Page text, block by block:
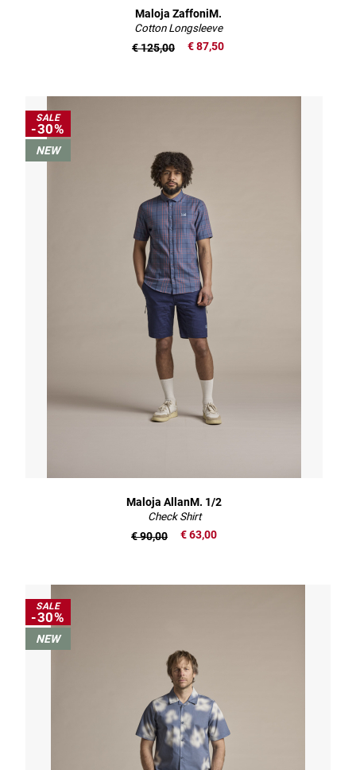
Maloja ZaffoniM.
Cotton Longsleeve
€ 87,50
€ 125,00
SALE
-30%
NEW
Maloja AllanM. 1/2
Check Shirt
€ 63,00
€ 90,00
SALE
-30%
NEW